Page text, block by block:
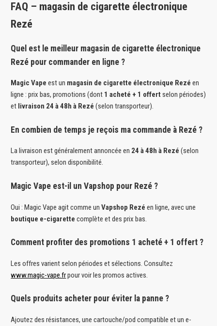
FAQ – magasin de cigarette électronique
Rezé
Quel est le meilleur magasin de cigarette électronique
Rezé pour commander en ligne ?
Magic Vape est un magasin de cigarette électronique Rezé en
ligne : prix bas, promotions (dont 1 acheté + 1 offert selon périodes)
et livraison 24 à 48h à Rezé (selon transporteur).
En combien de temps je reçois ma commande à Rezé ?
La livraison est généralement annoncée en 24 à 48h à Rezé (selon
transporteur), selon disponibilité.
Magic Vape est-il un Vapshop pour Rezé ?
Oui : Magic Vape agit comme unVapshop Rezé en ligne, avec une
boutique e-cigarette complète et des prix bas.
Comment profiter des promotions 1 acheté + 1 offert ?
Les offres varient selon périodes et sélections. Consultez
www.magic-vape.frpour voir les promos actives.
Quels produits acheter pour éviter la panne ?
Ajoutez des résistances, une cartouche/pod compatible et un e-